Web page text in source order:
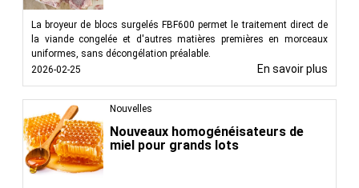
La broyeur de blocs surgelés FBF600 permet le traitement direct de
la viande congelée et d'autres matières premières en morceaux
uniformes, sans décongélation préalable.
2026-02-25
En savoir plus
Nouvelles
Nouveaux homogénéisateurs de
miel pour grands lots